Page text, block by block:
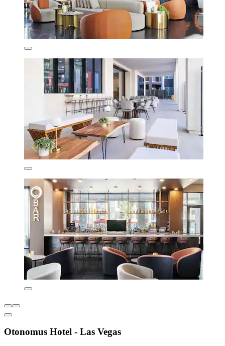
Otonomus Hotel - Las Vegas